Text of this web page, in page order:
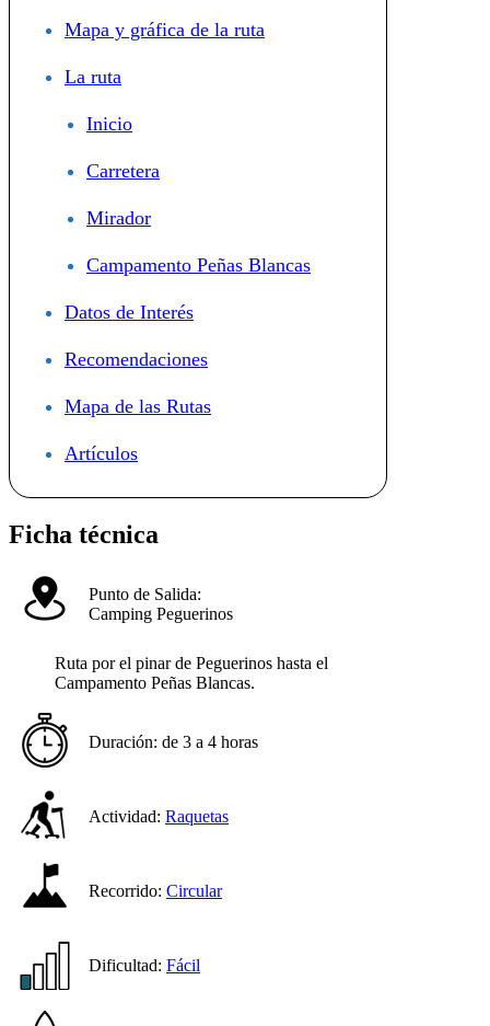
Mapa y gráfica de la ruta
La ruta
Inicio
Carretera
Mirador
Campamento Peñas Blancas
Datos de Interés
Recomendaciones
Mapa de las Rutas
Artículos
Ficha técnica
Punto de Salida:
Camping Peguerinos
Ruta por el pinar de Peguerinos hasta el
Campamento Peñas Blancas.
Duración: de 3 a 4 horas
Actividad: Raquetas
Recorrido: Circular
Dificultad: Fácil